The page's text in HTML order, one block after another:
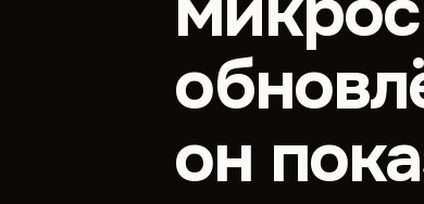
он